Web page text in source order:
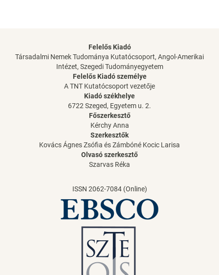
Felelős Kiadó
Társadalmi Nemek Tudománya Kutatócsoport, Angol-Amerikai
Intézet, Szegedi Tudományegyetem
Felelős Kiadó személye
A TNT Kutatócsoport vezetője
Kiadó székhelye
6722 Szeged, Egyetem u. 2.
Főszerkesztő
Kérchy Anna
Szerkesztők
Kovács Ágnes Zsófia és Zámbóné Kocic Larisa
Olvasó szerkesztő
Szarvas Réka
ISSN 2062-7084 (Online)